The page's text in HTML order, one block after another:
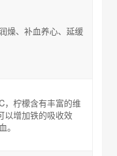
燥、补血养心、延缓
，柠檬含有丰富的维
以增加铁的吸收效
。